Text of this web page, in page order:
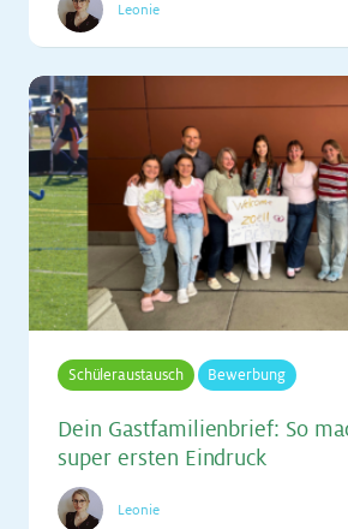
Leonie
Schüleraustausch Bewerbung
Dein Gast­fa­mi­li­en­brief: So
su­per ers­ten Ein­druck
Leonie